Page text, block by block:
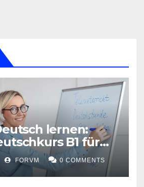
lernen:
B1 für
FORVM 0 COMMENTS